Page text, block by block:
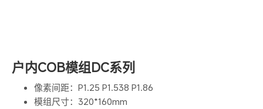
户内COB模组DC系列
像素间距：P1.25 P1.538 P1.86
模组尺寸：320*160mm